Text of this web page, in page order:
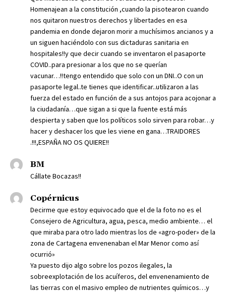
Homenajean a la constitución ,cuando la pisotearon cuando
nos quitaron nuestros derechos y libertades en esa
pandemia en donde dejaron morir a muchísimos ancianos y a
un siguen haciéndolo con sus dictaduras sanitaria en
hospitales!!y que decir cuando se inventaron el pasaporte
COVID..para presionar a los que no se querían
vacunar…!!tengo entendido que solo con un DNI..O con un
pasaporte legal..te tienes que identificar..utilizaron a las
fuerza del estado en función de a sus antojos para acojonar a
la ciudadanía…que sigan a si que la fuente está más
despierta y saben que los políticos solo sirven para robar…y
hacer y deshacer los que les viene en gana…TRAIDORES
.!!!,ESPAÑA NO OS QUIERE!!
BM
Cállate Bocazas!!
Copérnicus
Decirme que estoy equivocado que el de la foto no es el
Consejero de Agricultura, agua, pesca, medio ambiente… el
que miraba para otro lado mientras los de «agro-poder» de la
zona de Cartagena envenenaban el Mar Menor como así
ocurrió»
Ya puesto dijo algo sobre los pozos ilegales, la
sobreexplotación de los acuíferos, del envenenamiento de
las tierras con el masivo empleo de nutrientes químicos…y